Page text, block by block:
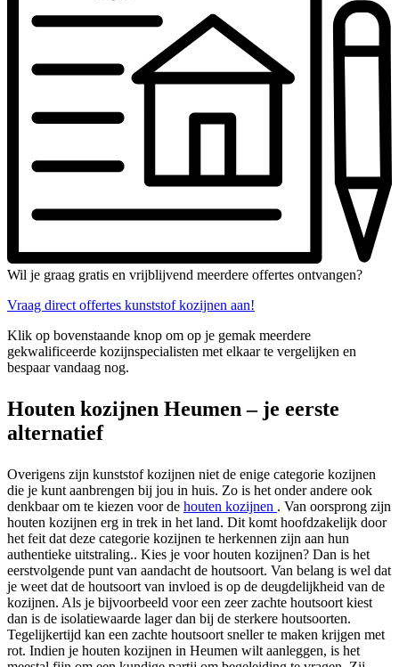
Wil je graag gratis en vrijblijvend meerdere offertes ontvangen?
Vraag direct offertes kunststof kozijnen aan!
Klik op bovenstaande knop om op je gemak meerdere
gekwalificeerde kozijnspecialisten met elkaar te vergelijken en
bespaar vandaag nog.
Houten kozijnen Heumen – je eerste
alternatief
Overigens zijn kunststof kozijnen niet de enige categorie kozijnen
die je kunt aanbrengen bij jou in huis. Zo is het onder andere ook
denkbaar om te kiezen voor de houten kozijnen . Van oorsprong zijn
houten kozijnen erg in trek in het land. Dit komt hoofdzakelijk door
het feit dat deze categorie kozijnen te herkennen zijn aan hun
authentieke uitstraling.. Kies je voor houten kozijnen? Dan is het
eerstvolgende punt van aandacht de houtsoort. Van belang is wel dat
je weet dat de houtsoort van invloed is op de deugdelijkheid van de
kozijnen. Als je bijvoorbeeld voor een zeer zachte houtsoort kiest
dan is de isolatiewaarde lager dan bij de sterkere houtsoorten.
Tegelijkertijd kan een zachte houtsoort sneller te maken krijgen met
rot. Indien je houten kozijnen in Heumen wilt aanleggen, is het